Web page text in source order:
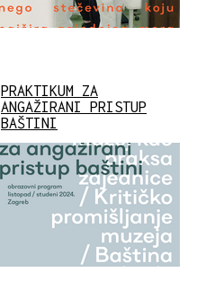
PRAKTIKUM ZA
ANGAŽIRANI PRISTUP
BAŠTINI